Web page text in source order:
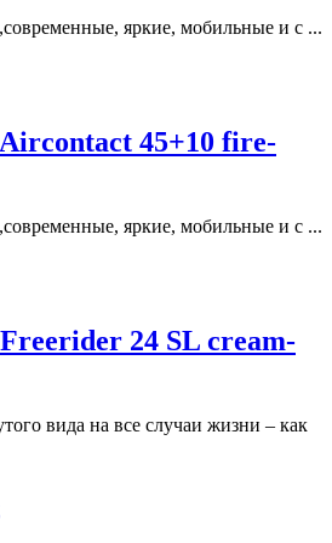
яркие, мобильные и с ...
45+10 fire-
яркие, мобильные и с ...
24 SL cream-
вида на все случаи жизни – как